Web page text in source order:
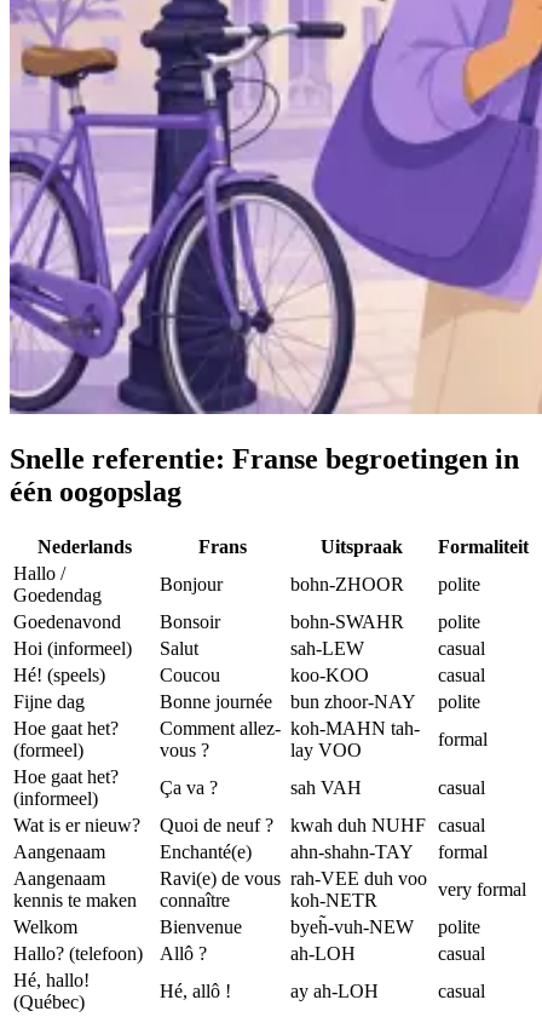
Snelle referentie: Franse begroetingen in
één oogopslag
Nederlands Frans Uitspraak
Formaliteit
Hallo /
Goedendag
Bonjour bohn-ZHOOR
polite
Goedenavond
Bonsoir bohn-SWAHR
polite
Hoi (informeel)
Salut sah-LEW
casual
Hé! (speels)
Coucou koo-KOO
casual
Fijne dag
Bonne journée bun zhoor-NAY
polite
Hoe gaat het?
(formeel)
Comment allez-
vous ?
koh-MAHN tah-
lay VOO
formal
Hoe gaat het?
(informeel)
Ça va ? sah VAH
casual
Wat is er nieuw?
Quoi de neuf ? kwah duh NUHF casual
Aangenaam
Enchanté(e) ahn-shahn-TAY
formal
Aangenaam
kennis te maken
Ravi(e) de vous
connaître
rah-VEE duh voo
koh-NETR
very formal
Welkom
Bienvenue byeh̃-vuh-NEW
polite
Hallo? (telefoon)
Allô ? ah-LOH
casual
Hé, hallo!
(Québec)
Hé, allô ! ay ah-LOH
casual